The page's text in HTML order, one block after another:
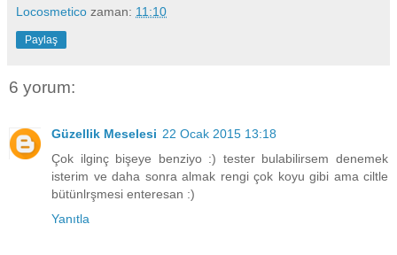
Locosmetico zaman: 11:10
Paylaş
6 yorum:
Güzellik Meselesi 22 Ocak 2015 13:18
Çok ilginç bişeye benziyo :) tester bulabilirsem denemek
isterim ve daha sonra almak rengi çok koyu gibi ama ciltle
bütünlrşmesi enteresan :)
Yanıtla